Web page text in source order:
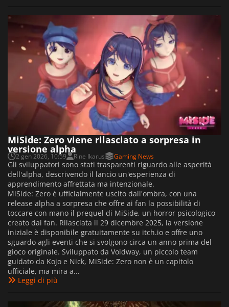
MiSide: Zero viene rilasciato a sorpresa in
versione alpha
2 gen 2026, 10:59 Rine Ikarus Gaming News
Gli sviluppatori sono stati trasparenti riguardo alle asperità
dell'alpha, descrivendo il lancio un'esperienza di
apprendimento affrettata ma intenzionale.
MiSide: Zero è ufficialmente uscito dall'ombra, con una
release alpha a sorpresa che offre ai fan la possibilità di
toccare con mano il prequel di MiSide, un horror psicologico
creato dai fan. Rilasciata il 29 dicembre 2025, la versione
iniziale è disponibile gratuitamente su itch.io e offre uno
sguardo agli eventi che si svolgono circa un anno prima del
gioco originale. Sviluppato da Voidway, un piccolo team
guidato da Kojo e Nick, MiSide: Zero non è un capitolo
ufficiale, ma mira a...
Leggi di più